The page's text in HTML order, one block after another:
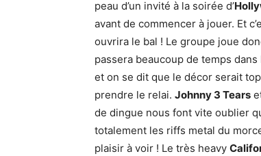
peau d’un invité à la soirée d’
avant de commencer à jouer. Et
ouvrira le bal ! Le groupe joue
passera beaucoup de temps
et on se dit que le décor serait
prendre le relai. Johnny 3 Tears
de dingue nous font vite oublier
totalement les riffs metal du
plaisir à voir ! Le très heavy